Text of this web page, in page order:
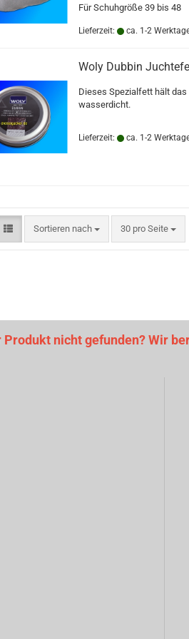
Für Schuhgröße 39 bis 48
Lieferzeit: ca. 1-2
Woly Dubbin
Dieses Spezialfett hält
wasserdicht.
Lieferzeit: ca. 1-2
Sortieren nach
Sortieren nach 30 pro Seite
pro Seite
Produkt nicht gefunden? Wir